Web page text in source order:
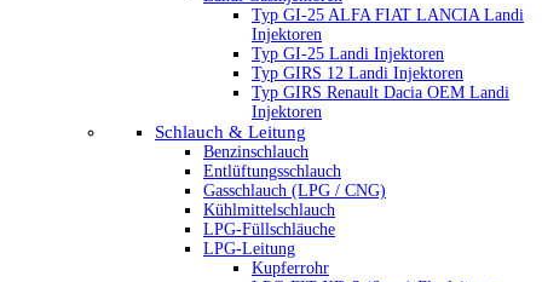
Typ GI-25 ALFA FIAT LANCIA Landi
Injektoren
Typ GI-25 Landi Injektoren
Typ GIRS 12 Landi Injektoren
Typ GIRS Renault Dacia OEM Landi
Injektoren
Schlauch & Leitung
Benzinschlauch
Entlüftungsschlauch
Gasschlauch (LPG / CNG)
Kühlmittelschlauch
LPG-Füllschläuche
LPG-Leitung
Kupferrohr